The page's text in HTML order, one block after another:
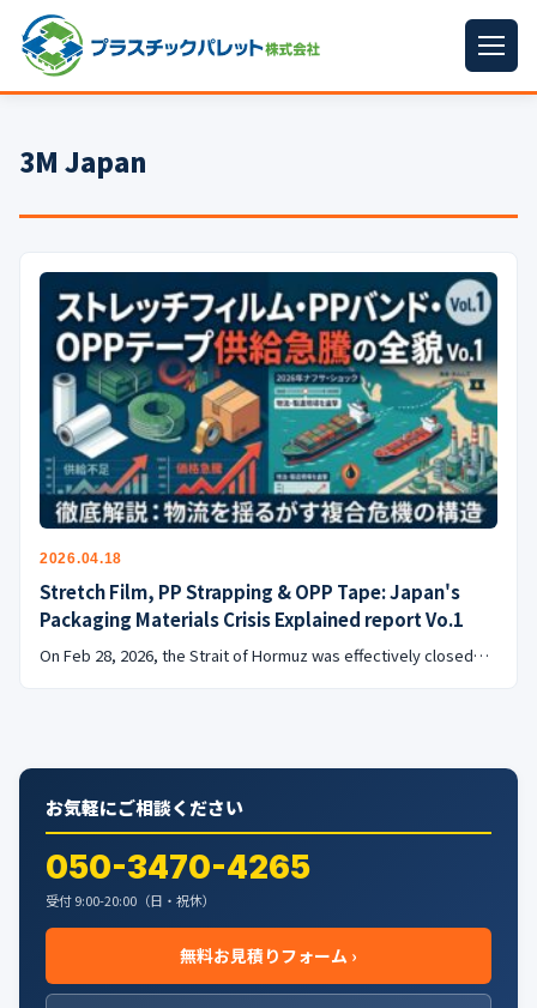
パレットサイズ
プラパレット ▼
コンテナ ▼
中古パレット
再生原料 ▼
梱包資材
イラン情勢まとめ ▼
公式ブログ
会社案内
3M Japan
2026.04.18
Stretch Film, PP Strapping & OPP Tape: Japan's
Packaging Materials Crisis Explained report Vo.1
On Feb 28, 2026, the Strait of Hormuz was effectively closed…
お気軽にご相談ください
050-3470-4265
受付 9:00-20:00（日・祝休）
無料お見積りフォーム ›